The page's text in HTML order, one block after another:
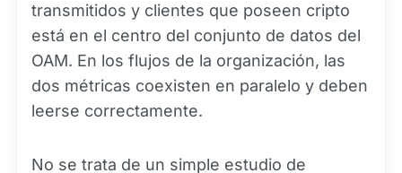
transmitidos y clientes que poseen cripto
está en el centro del conjunto de datos del
OAM. En los flujos de la organización, las
dos métricas coexisten en paralelo y deben
leerse correctamente.
No se trata de un simple estudio de